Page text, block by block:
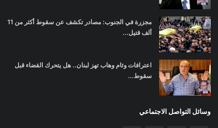
مجزرة في الجنوب: مصادر تكشف عن سقوط أكثر من 11
ألف قتيل...
اعترافات وئام وهاب تهز لبنان.. هل يتحرك القضاء قبل
سقوط...
وسائل التواصل الاجتماعي